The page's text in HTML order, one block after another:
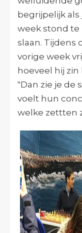
begrijpelijk als
week stond
slaan. Tijdens
vorige week
hoeveel hij
"Dan zie je de
voelt hun
welke zettten